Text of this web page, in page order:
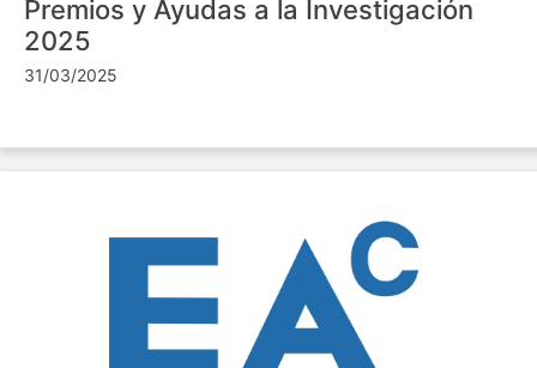
Premios y Ayudas a la Investigación
2025
31/03/2025